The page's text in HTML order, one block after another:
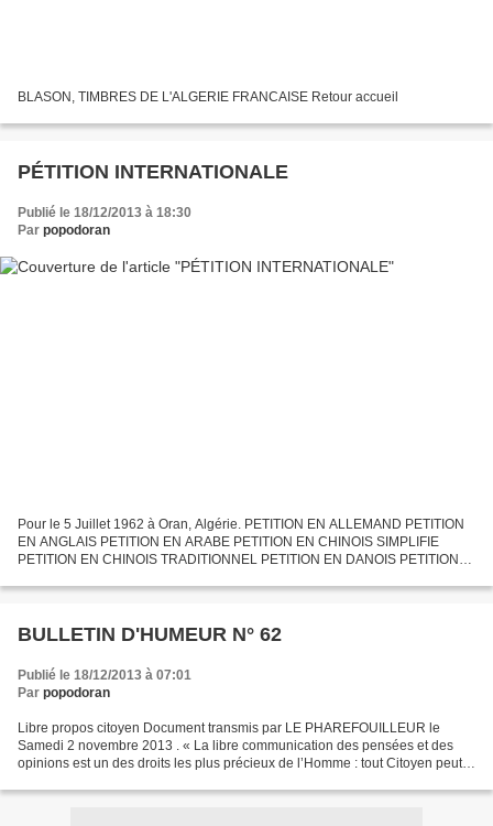
BLASON, TIMBRES DE L'ALGERIE FRANCAISE Retour accueil
PÉTITION INTERNATIONALE
Publié le 18/12/2013 à 18:30
Par popodoran
Pour le 5 Juillet 1962 à Oran, Algérie. PETITION EN ALLEMAND PETITION
EN ANGLAIS PETITION EN ARABE PETITION EN CHINOIS SIMPLIFIE
PETITION EN CHINOIS TRADITIONNEL PETITION EN DANOIS PETITION
BULLETIN D'HUMEUR N° 62
Publié le 18/12/2013 à 07:01
Par popodoran
Libre propos citoyen Document transmis par LE PHAREFOUILLEUR le
Samedi 2 novembre 2013 . « La libre communication des pensées et des
opinions est un des droits les plus précieux de l’Homme : tout Citoyen peut